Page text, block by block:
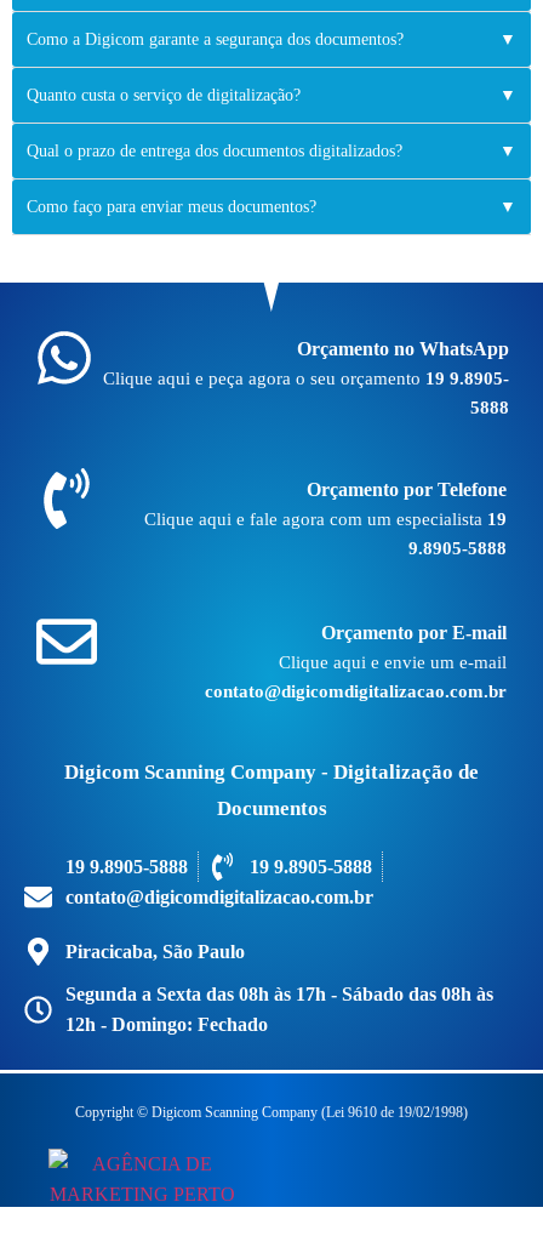
Como a Digicom garante a segurança dos documentos? ▼
Quanto custa o serviço de digitalização? ▼
Qual o prazo de entrega dos documentos digitalizados? ▼
Como faço para enviar meus documentos? ▼
Orçamento no WhatsApp
Clique aqui e peça agora o seu orçamento 19 9.8905-
5888
Orçamento por Telefone
Clique aqui e fale agora com um especialista 19
9.8905-5888
Orçamento por E-mail
Clique aqui e envie um e-mail
contato@digicomdigitalizacao.com.br
Digicom Scanning Company - Digitalização de
Documentos
19 9.8905-5888
19 9.8905-5888
contato@digicomdigitalizacao.com.br
Piracicaba, São Paulo
Segunda a Sexta das 08h às 17h - Sábado das 08h às
12h - Domingo: Fechado
Copyright © Digicom Scanning Company (Lei 9610 de 19/02/1998)